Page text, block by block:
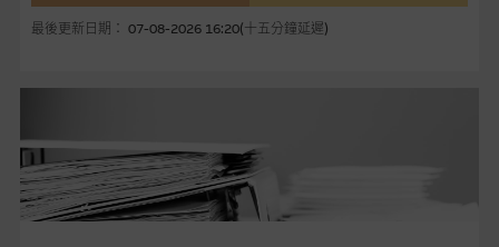
最後更新日期： 07-08-2026 16:20(十五分鐘延遲)
表現或回報將來會實現。過去業績並不保證將來表現。網站內容
而，麥格理集團不作陳述，亦不保證網站內容在任何用途上均完
及合時性負上責任，除非這是有關適用的的法律及/或法規所規
定。
網站內容不構成要約及徵求要約，或作為任何合約的根據，以購